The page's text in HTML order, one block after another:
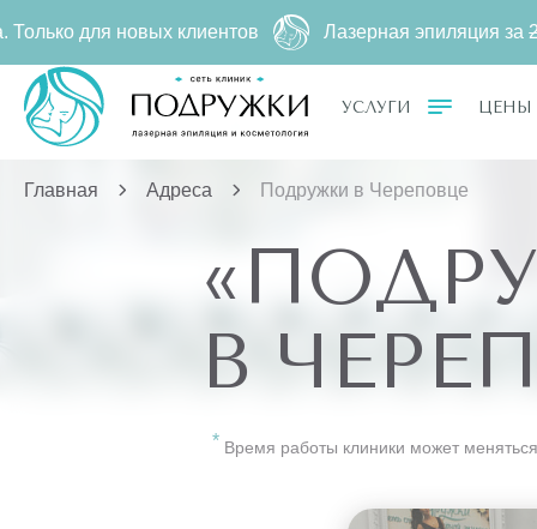
УСЛУГИ ЦЕНЫ
Главная Адреса Подружки в Череповце
В
Время работы клиники может
новых клиентов Лазерная эпиляция за2790 ₽500